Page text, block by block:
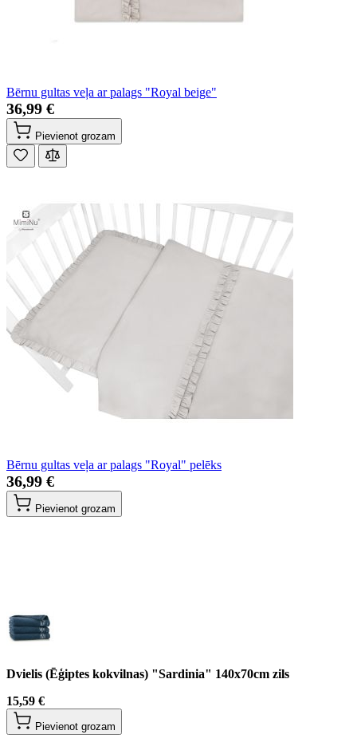
Bērnu gultas veļa ar palags "Royal beige"
36,99 €
Pievienot grozam
Bērnu gultas veļa ar palags "Royal" pelēks
36,99 €
Pievienot grozam
Dvielis (Ēģiptes kokvilnas) "Sardinia" 140x70cm zils
15,59 €
Pievienot grozam